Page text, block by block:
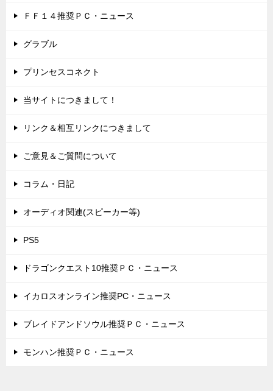
ＦＦ１４推奨ＰＣ・ニュース
グラブル
プリンセスコネクト
当サイトにつきまして！
リンク＆相互リンクにつきまして
ご意見＆ご質問について
コラム・日記
オーディオ関連(スピーカー等)
PS5
ドラゴンクエスト10推奨ＰＣ・ニュース
イカロスオンライン推奨PC・ニュース
ブレイドアンドソウル推奨ＰＣ・ニュース
モンハン推奨ＰＣ・ニュース